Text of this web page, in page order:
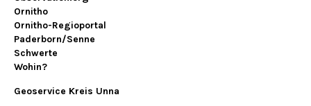
Ornitho
Ornitho-Regioportal
Paderborn/Senne
Schwerte
Wohin?
Geoservice Kreis Unna